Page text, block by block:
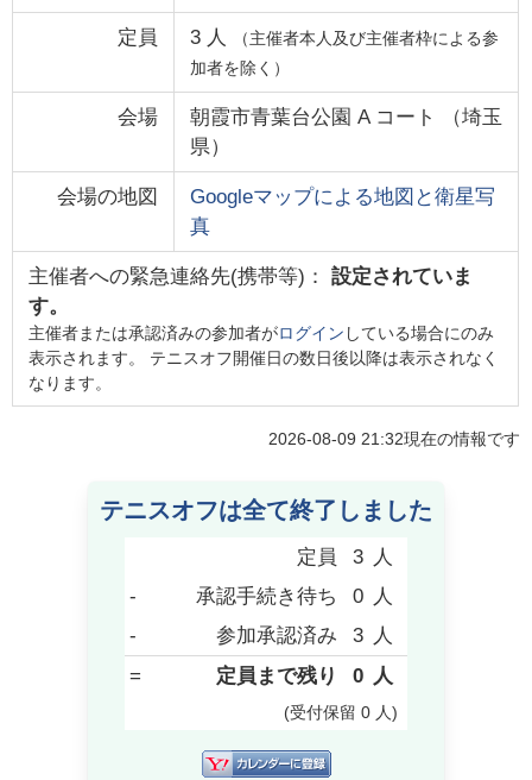
定員 3 人
（主催者本人及び主催者枠による参
加者を除く）
会場 朝霞市青葉台公園 A コート （埼玉
県）
会場の地図
Googleマップによる地図と衛星写
真
主催者への緊急連絡先(携帯等)： 設定されていま
す。
主催者または承認済みの参加者がログイン している場合にのみ
表示されます。 テニスオフ開催日の数日後以降は表示されなく
なります。
2026-08-09 21:32現在の情報です
テニスオフは全て終了しました
定員 3 人
-
承認手続き待ち 0 人
-
参加承認済み 3 人
=
定員まで残り 0 人
(受付保留 0 人)